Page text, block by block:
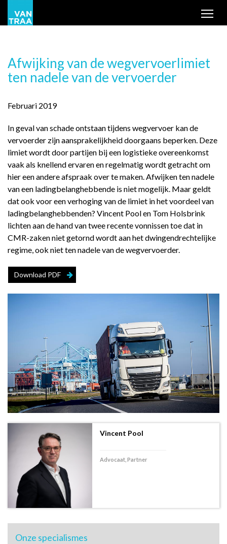
Afwijking van de wegvervoerlimiet
ten nadele van de vervoerder
Februari 2019
In geval van schade ontstaan tijdens wegvervoer kan de
vervoerder zijn aansprakelijkheid doorgaans beperken. Deze
limiet wordt door partijen bij een logistieke overeenkomst
vaak als knellend ervaren en regelmatig wordt getracht om
hier een andere afspraak over te maken. Afwijken ten nadele
van een ladingbelanghebbende is niet mogelijk. Maar geldt
dat ook voor een verhoging van de limiet in het voordeel van
ladingbelanghebbenden? Vincent Pool en Tom Holsbrink
lichten aan de hand van twee recente vonnissen toe dat in
CMR-zaken niet getornd wordt aan het dwingendrechtelijke
regime, ook niet ten nadele van de wegvervoerder.
Download PDF
Vincent Pool
Advocaat, Partner
Onze specialismes